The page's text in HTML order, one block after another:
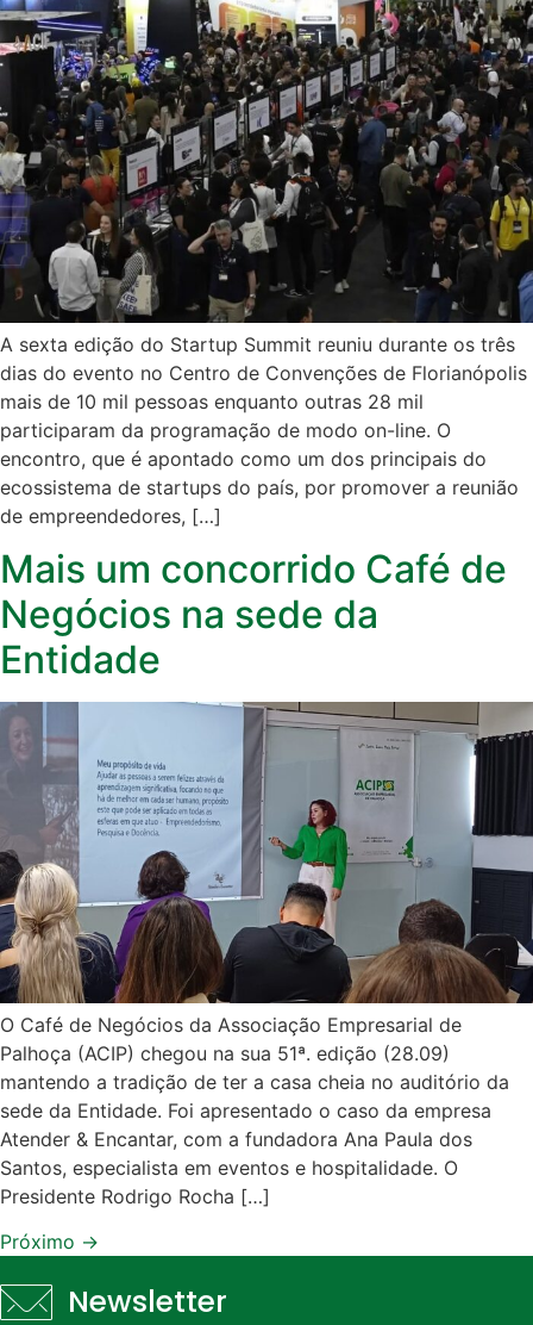
A sexta edição do Startup Summit reuniu durante os três
dias do evento no Centro de Convenções de Florianópolis
mais de 10 mil pessoas enquanto outras 28 mil
participaram da programação de modo on-line. O
encontro, que é apontado como um dos principais do
ecossistema de startups do país, por promover a reunião
de empreendedores, […]
Mais um concorrido Café de
Negócios na sede da
Entidade
O Café de Negócios da Associação Empresarial de
Palhoça (ACIP) chegou na sua 51ª. edição (28.09)
mantendo a tradição de ter a casa cheia no auditório da
sede da Entidade. Foi apresentado o caso da empresa
Atender & Encantar, com a fundadora Ana Paula dos
Santos, especialista em eventos e hospitalidade. O
Presidente Rodrigo Rocha […]
Próximo →
Newsletter